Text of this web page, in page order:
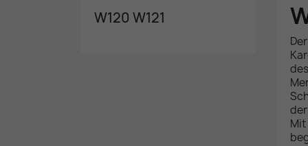
W120 W121
der
Mit